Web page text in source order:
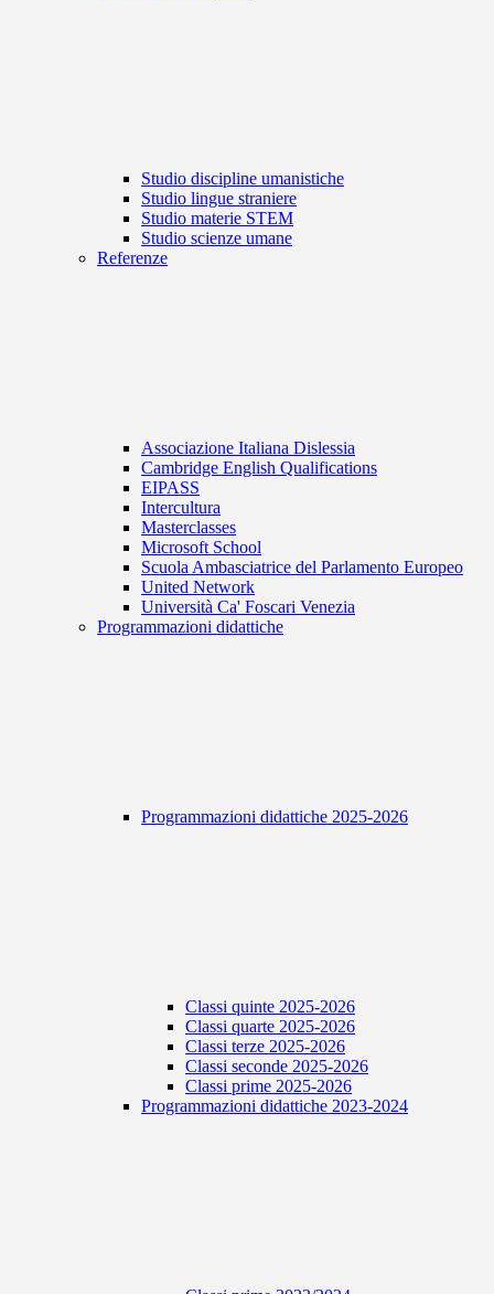
Studio discipline umanistiche
Studio lingue straniere
Studio materie STEM
Studio scienze umane
Referenze
Associazione Italiana Dislessia
Cambridge English Qualifications
EIPASS
Intercultura
Masterclasses
Microsoft School
Scuola Ambasciatrice del Parlamento Europeo
United Network
Università Ca' Foscari Venezia
Programmazioni didattiche
Programmazioni didattiche 2025-2026
Classi quinte 2025-2026
Classi quarte 2025-2026
Classi terze 2025-2026
Classi seconde 2025-2026
Classi prime 2025-2026
Programmazioni didattiche 2023-2024